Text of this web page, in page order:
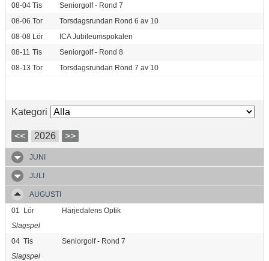
08-04 Tis
Seniorgolf - Rond 7
08-06 Tor
Torsdagsrundan Rond 6 av 10
08-08 Lör
ICA Jubileumspokalen
08-11 Tis
Seniorgolf - Rond 8
08-13 Tor Torsdagsrundan Rond 7 av 10
Kategori
<< 2026 >>
JUNI
JULI
AUGUSTI
01
Lör
Härjedalens Optik
Slagspel
04 Tis
Seniorgolf - Rond 7
Slagspel